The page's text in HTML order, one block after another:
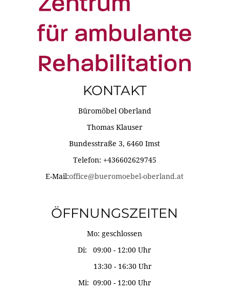
KONTAKT
Büromöbel Oberland
Thomas Klauser
Bundesstraße 3, 6460 Imst
Telefon: +436602629745
E-Mail:office@bueromoebel-oberland.at
ÖFFNUNGSZEITEN
Mo: geschlossen
Di: 09:00 - 12:00 Uhr
13:30 - 16:30 Uhr
Mi: 09:00 - 12:00 Uhr